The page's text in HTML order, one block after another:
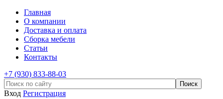
Главная
О компании
Доставка и оплата
Сборка мебели
Статьи
Контакты
+7 (930) 833-88-03
Вход Регистрация